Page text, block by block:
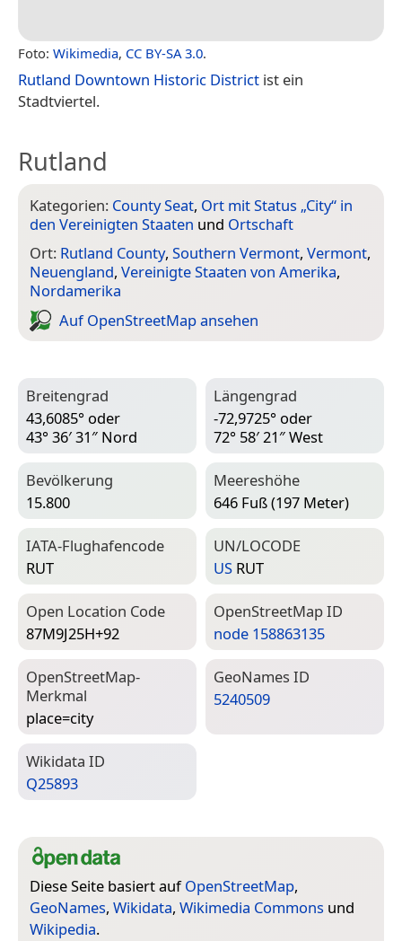
Foto: Wikimedia, CC BY-SA 3.0.
Rutland Downtown Historic District ist ein
Stadtviertel.
Rutland
Kategorien: County Seat, Ort mit Status „City“ in
den Vereinigten Staaten und Ortschaft
Ort: Rutland County, Southern Vermont, Vermont,
Neuengland, Vereinigte Staaten von Amerika,
Nordamerika
Auf Open­Street­Map ansehen
Breitengrad
43,6085° oder
43° 36′ 31″ Nord
Längengrad
-72,9725° oder
72° 58′ 21″ West
Bevölkerung
15.800
Meereshöhe
646 Fuß (197 Meter)
IATA-Flughafencode
RUT
UN/LOCODE
US RUT
Open Location Code
87M9J25H+92
Open­Street­Map ID
node 158863135
Open­Street­Map-
Merkmal
place=­city
Geo­Names ID
5240509
Wiki­data ID
Q25893
Diese Seite basiert aufOpenStreetMap,
GeoNames, Wikidata, Wikimedia Commons und
Wikipedia.